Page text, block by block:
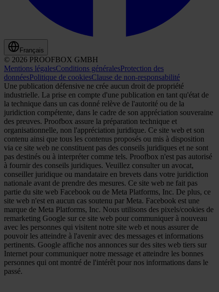
Français
© 2026 PROOFBOX GMBH
Mentions légalesConditions généralesProtection des
donnéesPolitique de cookiesClause de non-responsabilité
Une publication défensive ne crée aucun droit de propriété
industrielle. La prise en compte d'une publication en tant qu'état de
la technique dans un cas donné relève de l'autorité ou de la
juridiction compétente, dans le cadre de son appréciation souveraine
des preuves. Proofbox assure la préparation technique et
organisationnelle, non l'appréciation juridique. Ce site web et son
contenu ainsi que tous les contenus proposés ou mis à disposition
via ce site web ne constituent pas des conseils juridiques et ne sont
pas destinés ou à interpréter comme tels. Proofbox n'est pas autorisé
à fournir des conseils juridiques. Veuillez consulter un avocat,
conseiller juridique ou mandataire en brevets dans votre juridiction
nationale avant de prendre des mesures. Ce site web ne fait pas
partie du site web Facebook ou de Meta Platforms, Inc. De plus, ce
site web n'est en aucun cas soutenu par Meta. Facebook est une
marque de Meta Platforms, Inc. Nous utilisons des pixels/cookies de
remarketing Google sur ce site web pour communiquer à nouveau
avec les personnes qui visitent notre site web et nous assurer de
pouvoir les atteindre à l'avenir avec des messages et informations
pertinents. Google affiche nos annonces sur des sites web tiers sur
Internet pour communiquer notre message et atteindre les bonnes
personnes qui ont montré de l'intérêt pour nos informations dans le
passé.